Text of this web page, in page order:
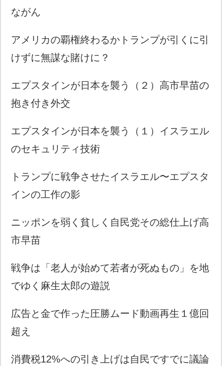
ながん
アメリカの覇権終わるかトランプが引くに引
けずに無謀な賭けに？
エプスタインが日本を襲う（２）高市早苗の
抱き付き外交
エプスタインが日本を襲う（１）イスラエル
のセキュリティ技術
トランプに戦争させたイスラエル〜エプスタ
インの工作の影
ニッポンを弱く貧しく自民党その総仕上げ高
市早苗
戦争は「老人が始めて若者が死ぬもの」を地
でゆく麻生太郎の遊説
広告と金で作った圧勝ムード動画再生１億回
超え
消費税12%への引き上げは自民ですでに議論